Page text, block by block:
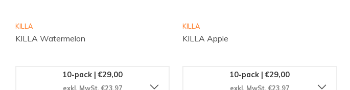
KILLA
KILLA Watermelon
10-pack | €29,00
exkl. MwSt. €23,97
KILLA
KILLA Apple
10-pack | €29,00
exkl. MwSt. €23,97